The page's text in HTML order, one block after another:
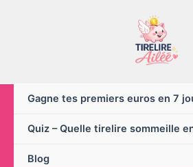
Gagne tes premiers euros en 7
Quiz – Quelle tirelire sommeille
Blog